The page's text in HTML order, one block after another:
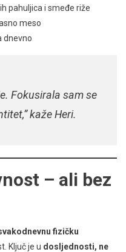
pahuljica i smeđe riže
meso
dnevno
Fokusirala sam se
kaže Heri.
– ali bez
fizičku
Ključ je u dosljednosti, ne